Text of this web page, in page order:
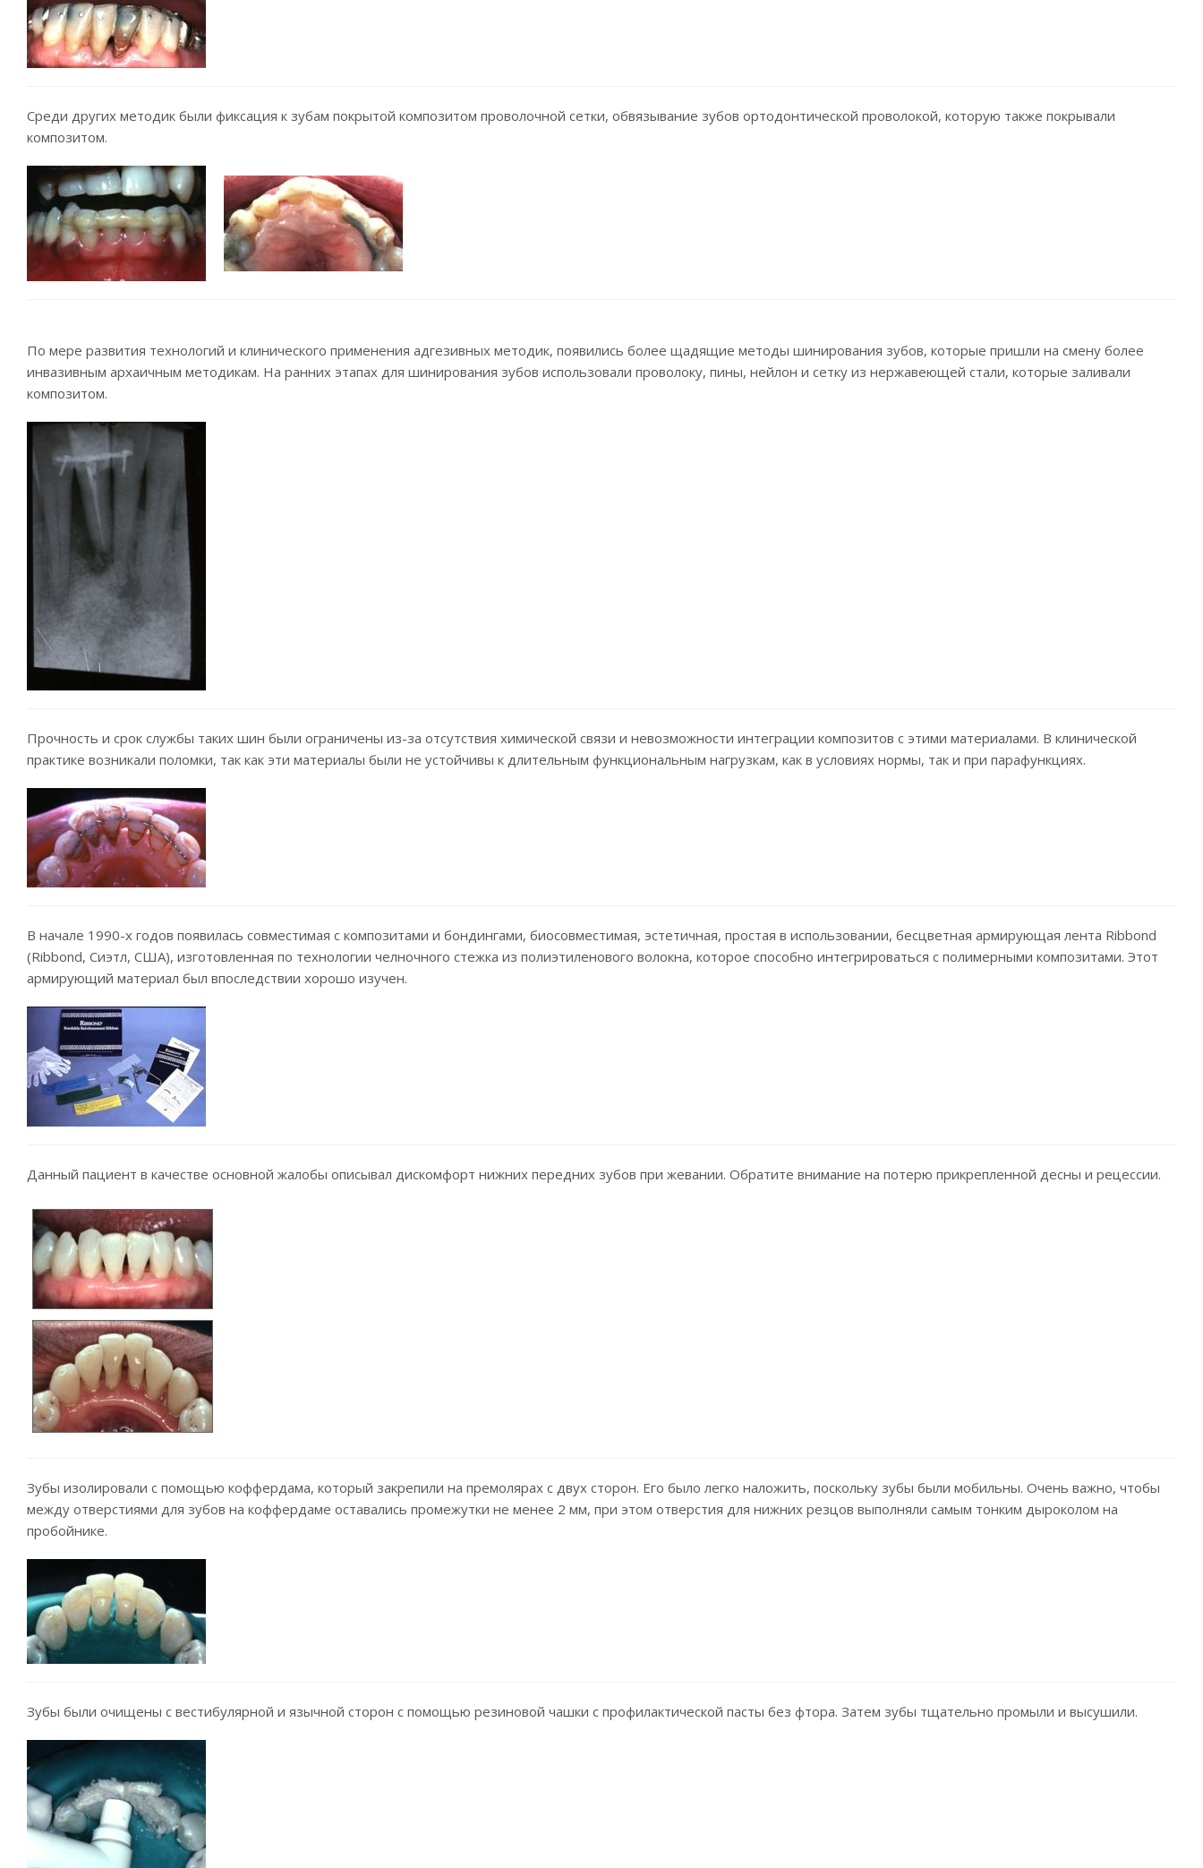
Среди других методик были фиксация к зубам покрытой композитом проволочной сетки, обвязывание зубов ортодонтической проволокой, которую также покрывали
композитом.
По мере развития технологий и клинического применения адгезивных методик, появились более щадящие методы шинирования зубов, которые пришли на смену более
инвазивным архаичным методикам. На ранних этапах для шинирования зубов использовали проволоку, пины, нейлон и сетку из нержавеющей стали, которые заливали
композитом.
Прочность и срок службы таких шин были ограничены из-за отсутствия химической связи и невозможности интеграции композитов с этими материалами. В клинической
практике возникали поломки, так как эти материалы были не устойчивы к длительным функциональным нагрузкам, как в условиях нормы, так и при парафункциях.
В начале 1990-х годов появилась совместимая с композитами и бондингами, биосовместимая, эстетичная, простая в использовании, бесцветная армирующая лента Ribbond
(Ribbond, Сиэтл, США), изготовленная по технологии челночного стежка из полиэтиленового волокна, которое способно интегрироваться с полимерными композитами. Этот
армирующий материал был впоследствии хорошо изучен.
Данный пациент в качестве основной жалобы описывал дискомфорт нижних передних зубов при жевании. Обратите внимание на потерю прикрепленной десны и рецессии.
Зубы изолировали с помощью коффердама, который закрепили на премолярах с двух сторон. Его было легко наложить, поскольку зубы были мобильны. Очень важно, чтобы
между отверстиями для зубов на коффердаме оставались промежутки не менее 2 мм, при этом отверстия для нижних резцов выполняли самым тонким дыроколом на
пробойнике.
Зубы были очищены с вестибулярной и язычной сторон с помощью резиновой чашки с профилактической пасты без фтора. Затем зубы тщательно промыли и высушили.